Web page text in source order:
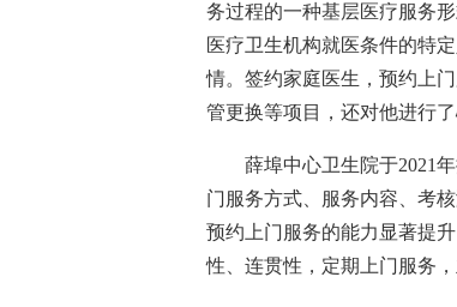
务过程的一种基层医疗服务
医疗卫生机构就医条件的特
情。签约家庭医生，预约上
管更换等项目，还对他进行
薛埠中心卫生院于2021
门服务方式、服务内容、考
预约上门服务的能力显著提
性、连贯性，定期上门服务